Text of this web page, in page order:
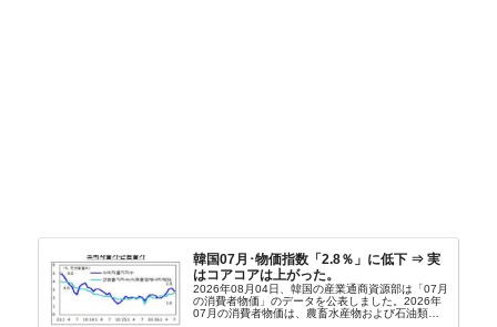
韓国07月･物価指数「2.8％」に低下 ⇒ 実
はコアコアは上がった。
2026年08月04日、韓国の産業通商資源部は「07月
の消費者物価」のデータを公表しました。2026年
07月の消費者物価は、農畜水産物および石油類の